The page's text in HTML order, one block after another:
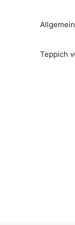
Allgemein
Teppich